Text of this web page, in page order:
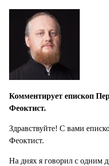
Комментирует епископ
Феоктист.
Здравствуйте! С вами
Феоктист.
На днях я говорил с одним